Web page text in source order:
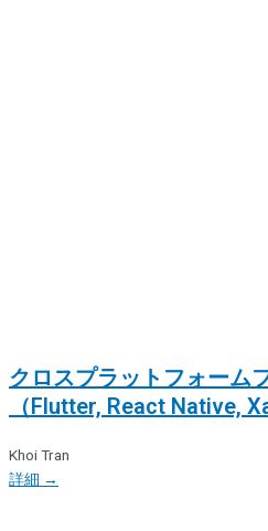
クロスプラットフォーム
（Flutter, React Native,
Khoi Tran
詳細 →